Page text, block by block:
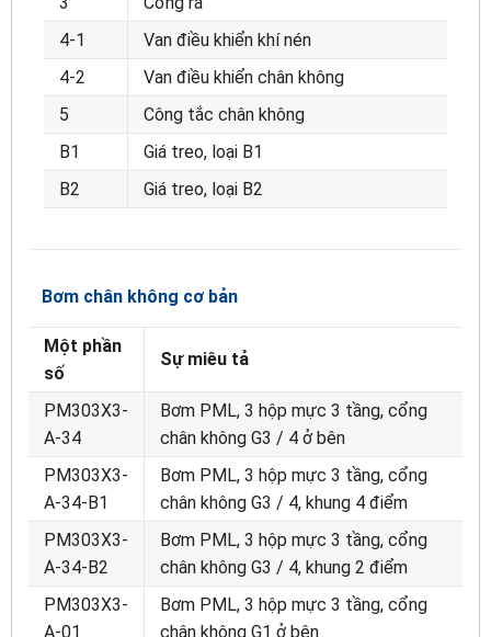
4-1
Van điều khiển khí nén
4-2
Van điều khiển chân không
5
Công tắc chân không
B1
Giá treo, loại B1
B2
Giá treo, loại B2
Bơm chân không cơ bản
Một phần
số
Sự miêu tả
PM303X3-
A-34
Bơm PML, 3 hộp mực 3 tầng, cổng
chân không G3 / 4 ở bên
PM303X3-
A-34-B1
Bơm PML, 3 hộp mực 3 tầng, cổng
chân không G3 / 4, khung 4 điểm
PM303X3-
A-34-B2
Bơm PML, 3 hộp mực 3 tầng, cổng
chân không G3 / 4, khung 2 điểm
PM303X3-
A-01
Bơm PML, 3 hộp mực 3 tầng, cổng
chân không G1 ở bên